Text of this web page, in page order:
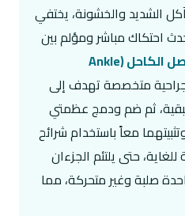
الشديد والخشونة، يختفي
احتكاك مباشر ومؤلم بين
عملية تثبيت مفصل الكاحل (Ankle
متخصصة تهدف إلى
ثم ضم ودمج عظمتي
معاً باستخدام شرائح
حتى يلتئم الجزءان
صلبة وغير متحركة، مما